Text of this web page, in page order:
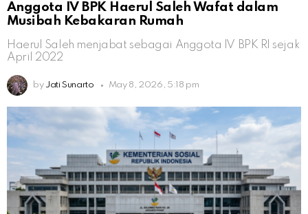
Anggota IV BPK Haerul Saleh Wafat dalam
Musibah Kebakaran Rumah
Haerul Saleh menjabat sebagai Anggota IV BPK RI sejak
April 2022
by Jati Sunarto May 8, 2026, 5:18 pm